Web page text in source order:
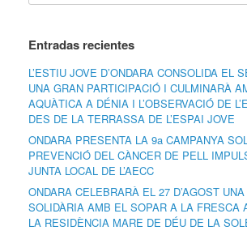
Entradas recientes
L’ESTIU JOVE D’ONDARA CONSOLIDA EL
UNA GRAN PARTICIPACIÓ I CULMINARÀ
AQUÀTICA A DÉNIA I L’OBSERVACIÓ DE
DES DE LA TERRASSA DE L’ESPAI JOVE
ONDARA PRESENTA LA 9a CAMPANYA
PREVENCIÓ DEL CÀNCER DE PELL
JUNTA LOCAL DE L’AECC
ONDARA CELEBRARÀ EL 27 D’AGOST
SOLIDÀRIA AMB EL SOPAR A LA FRESCA
LA RESIDÈNCIA MARE DE DÉU DE LA